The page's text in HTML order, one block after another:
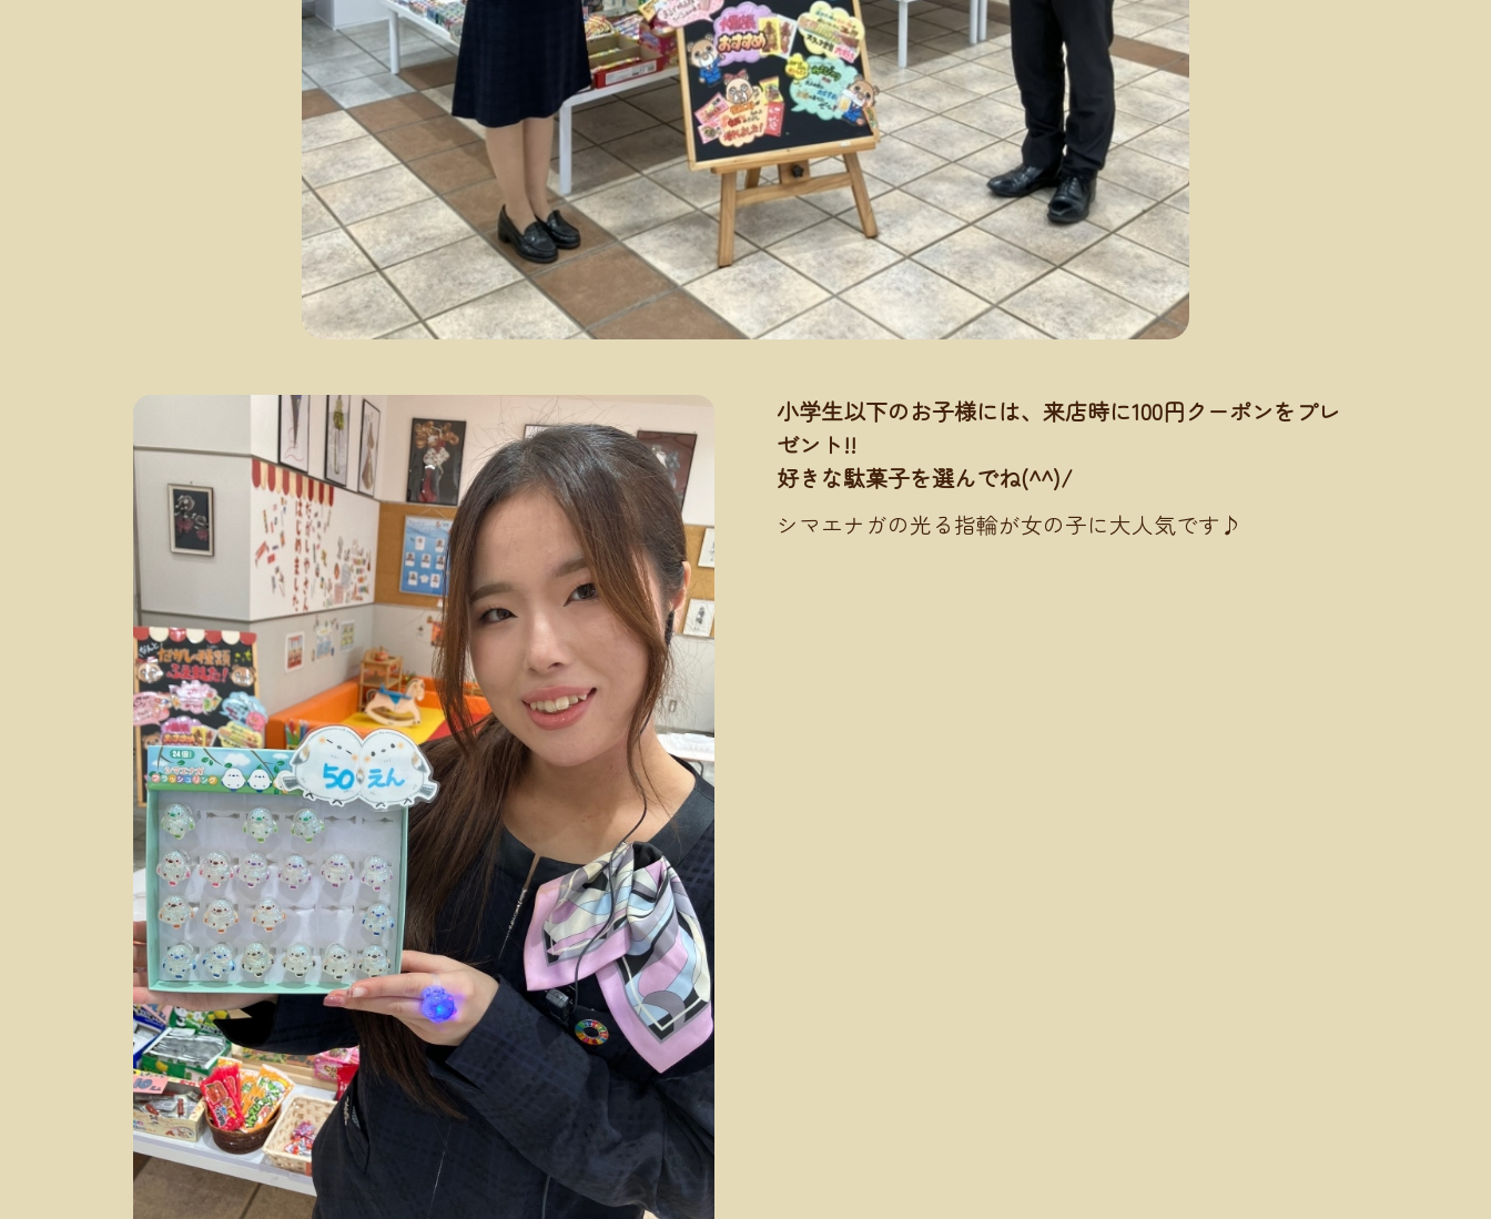
小学生以下のお子様には、来店時に100円クーポンをプレ
ゼント!!
好きな駄菓子を選んでね(^^)/
シマエナガの光る指輪が女の子に大人気です♪